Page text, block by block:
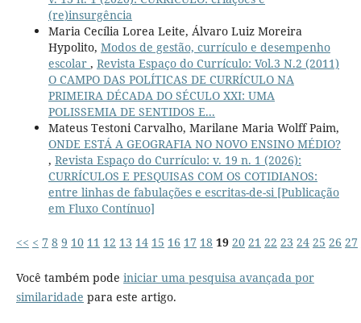
(re)insurgência
Maria Cecília Lorea Leite, Álvaro Luiz Moreira
Hypolito, Modos de gestão, currículo e desempenho
escolar , Revista Espaço do Currículo: Vol.3 N.2 (2011)
O CAMPO DAS POLÍTICAS DE CURRÍCULO NA
PRIMEIRA DÉCADA DO SÉCULO XXI: UMA
POLISSEMIA DE SENTIDOS E...
Mateus Testoni Carvalho, Marilane Maria Wolff Paim,
ONDE ESTÁ A GEOGRAFIA NO NOVO ENSINO MÉDIO?
, Revista Espaço do Currículo: v. 19 n. 1 (2026):
CURRÍCULOS E PESQUISAS COM OS COTIDIANOS:
entre linhas de fabulações e escritas-de-si [Publicação
em Fluxo Contínuo]
<< < 7 8 9 10 11 12 13 14 15 16 17 18 19 20 21 22 23 24 25 26 27
Você também pode iniciar uma pesquisa avançada por
similaridade para este artigo.